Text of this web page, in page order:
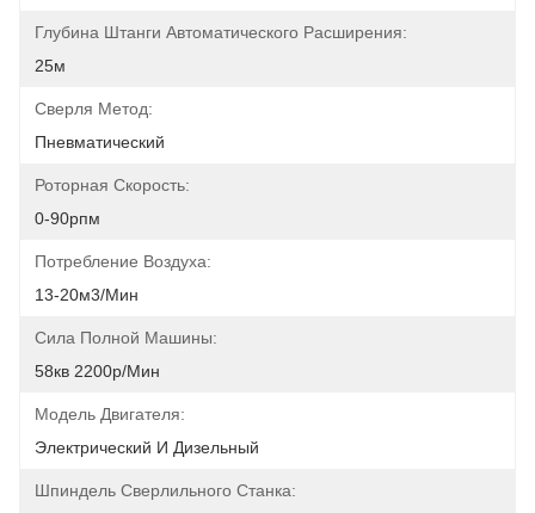
Глубина Штанги Автоматического Расширения:
25м
Сверля Метод:
Пневматический
Роторная Скорость:
0-90рпм
Потребление Воздуха:
13-20м3/мин
Сила Полной Машины:
58кв 2200р/мин
Модель Двигателя:
Электрический И Дизельный
Шпиндель Сверлильного Станка: